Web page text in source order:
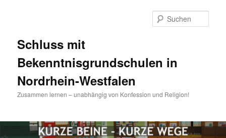
Schluss mit
Bekenntnisgrundschulen in
Nordrhein-Westfalen
Zusammen lernen – unabhängig von Konfession und Religion!